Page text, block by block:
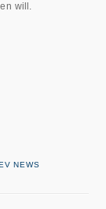
will.
NEWS